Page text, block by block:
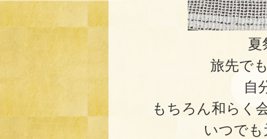
夏
旅先で
自
もちろん和らく
いつで